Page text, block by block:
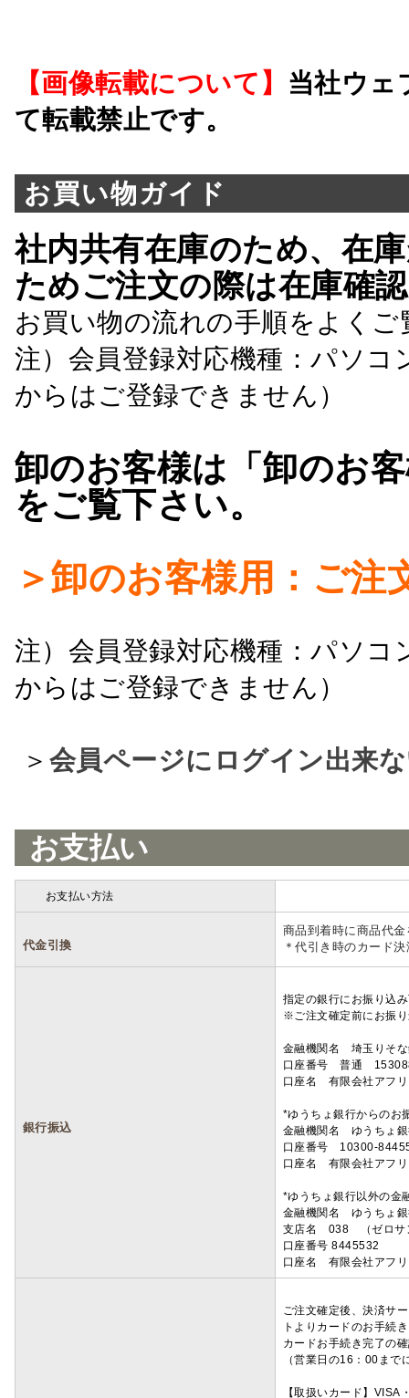
【画像転載について】 当社ウェ
て転載禁止です。
お買い物ガイド
社内共有在庫のため、在
ためご注文の際は在庫確
お買い物の流れの手順をよくご
注）会員登録対応機種：パソ
からはご登録できません）
卸のお客様は「卸のお
をご覧下さい。
＞卸のお客様用：ご注
注）会員登録対応機種：パソ
からはご登録できません）
＞ 会員ページにログイン出来
お支払い
お支払い方法
代金引換
商品到着時に商品代
＊代引き時のカード
銀行振込
指定の銀行にお振り込
※ご注文確定前にお振
金融機関名 埼玉りそ
口座番号 普通
口座名 有限会社アフ
*ゆうちょ銀行からのお
金融機関名 ゆうちょ
口座番号 10300-
口座名 有限会社アフ
*ゆうちょ銀行以外の金
金融機関名 ゆうちょ
支店名 038 （ゼロサ
口座番号 8445532
口座名 有限会社アフ
ご注文確定後、決済サ
トよりカードのお手続
カードお手続き完了の
（営業日の16：00ま
【取扱いカード】